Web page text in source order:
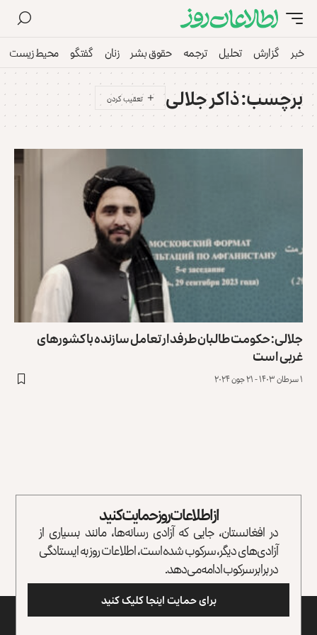
خبر گزارش تحلیل ترجمه حقوق بشر زنان گفتگو محیط زیست
برچسب:ذاکر جلالی
جلالی: حکومت طالبان طرفدار تعامل سازنده با کشورهای
غربی است
۱ سرطان ۱۴۰۳ - ۲۱ جون ۲۰۲۴
از اطلاعات روز حمایت کنید
در افغانستان، جایی که آزادی رسانه‌ها، مانند بسیاری از
آزادی‌های دیگر، سرکوب شده است، اطلاعات روز به ایستادگی
در برابر سرکوب ادامه می‌دهد.
برای حمایت اینجا کلیک کنید